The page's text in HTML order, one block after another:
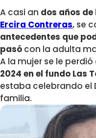
A casi an dos años
Ercira Contreras, se
antecedentes que
pasó con la adulta
A la mujer se le perdió
2024 en el fundo Las
estaba celebrando el
familia.